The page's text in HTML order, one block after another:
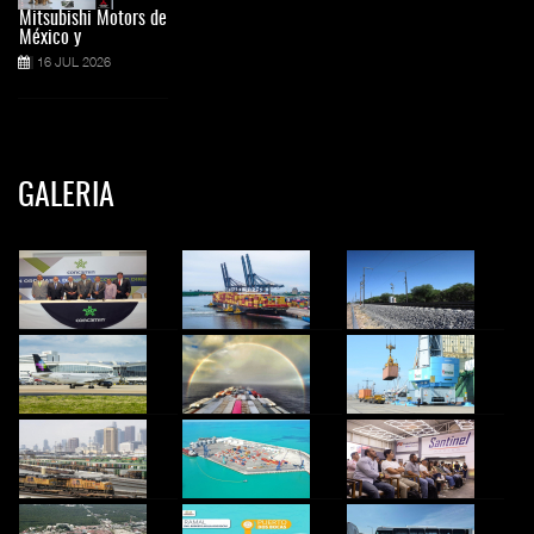
Mitsubishi Motors de
México y
16 JUL 2026
GALERIA